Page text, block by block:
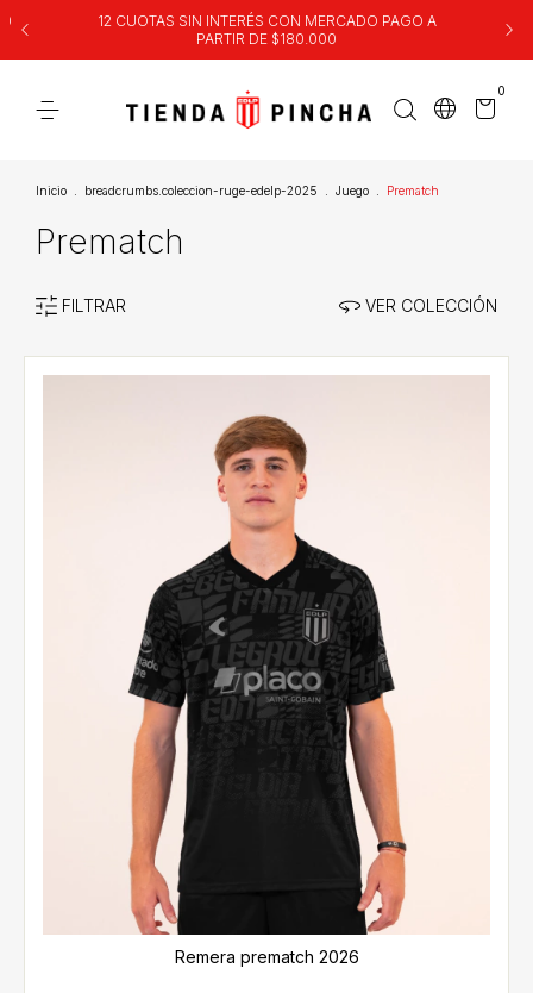
12 CUOTAS SIN INTERÉS CON MERCADO PAGO A
PARTIR DE $180.000
0
Inicio breadcrumbs.coleccion-ruge-edelp-2025 Juego Prematch
Prematch
FILTRAR VER COLECCIÓN
Remera prematch 2026